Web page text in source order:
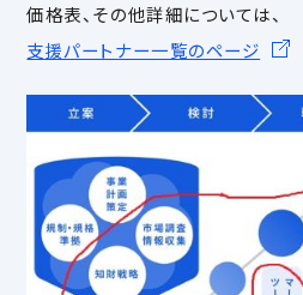
価格表、その他詳細については、
支援パートナー一覧のページ